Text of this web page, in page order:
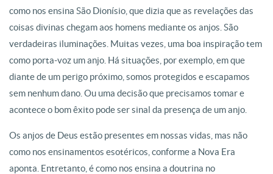
como nos ensina São Dionísio, que dizia que as revelações das
coisas divinas chegam aos homens mediante os anjos. São
verdadeiras iluminações. Muitas vezes, uma boa inspiração tem
como porta-voz um anjo. Há situações, por exemplo, em que
diante de um perigo próximo, somos protegidos e escapamos
sem nenhum dano. Ou uma decisão que precisamos tomar e
acontece o bom êxito pode ser sinal da presença de um anjo.
Os anjos de Deus estão presentes em nossas vidas, mas não
como nos ensinamentos esotéricos, conforme a Nova Era
aponta. Entretanto, é como nos ensina a doutrina no